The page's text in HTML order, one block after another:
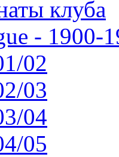
клуба
- 1900-
02
03
04
05